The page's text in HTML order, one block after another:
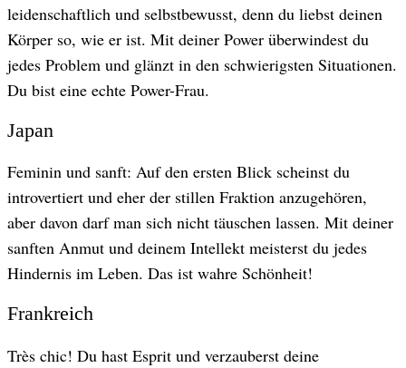
leidenschaftlich und selbstbewusst, denn du liebst deinen
Körper so, wie er ist. Mit deiner Power überwindest du
jedes Problem und glänzt in den schwierigsten Situationen.
Du bist eine echte Power-Frau.
Japan
Feminin und sanft: Auf den ersten Blick scheinst du
introvertiert und eher der stillen Fraktion anzugehören,
aber davon darf man sich nicht täuschen lassen. Mit deiner
sanften Anmut und deinem Intellekt meisterst du jedes
Hindernis im Leben. Das ist wahre Schönheit!
Frankreich
Très chic! Du hast Esprit und verzauberst deine